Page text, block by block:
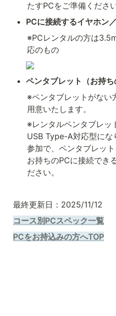
たすPCをご準備ください
PCに接続するイヤホン
※PCレンタルの方は
応のもの
ペンタブレット（お持ち
※ペンタブレットがない
用意いたします。
※レンタルペンタブレッ
USB Type-A対応型に
参加で、ペンタブレッ
お持ちのPCに接続でき
ださい。
最終更新日：2025/11/12
コース別PCスペック一覧
PCをお持込みの方へTOP